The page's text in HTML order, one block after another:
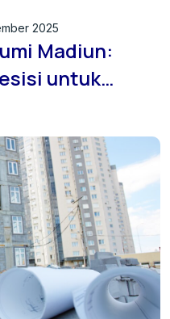
2025
Madiun:
untuk